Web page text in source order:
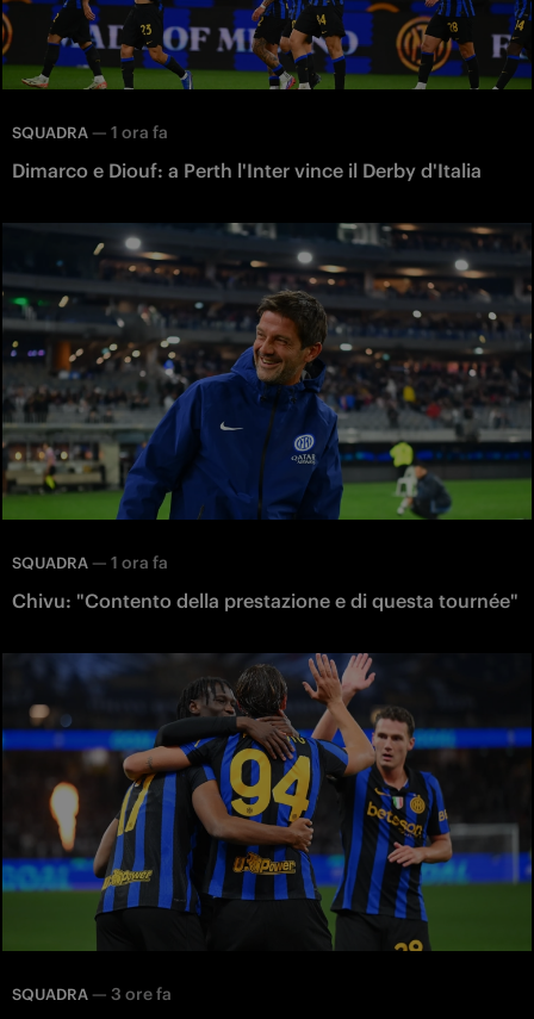
SQUADRA — 1 ora fa
Dimarco e Diouf: a Perth l'Inter vince il Derby d'Italia
SQUADRA — 1 ora fa
Chivu: "Contento della prestazione e di questa tournée"
SQUADRA — 3 ore fa